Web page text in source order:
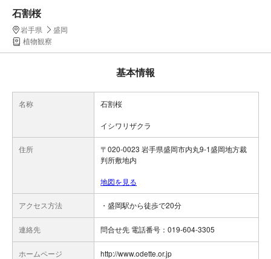
石割桜
岩手県
盛岡
植物観察
基本情報
名称 石割桜
イシワリザクラ
住所
〒020-0023 岩手県盛岡市内丸9-1盛岡地方裁
判所敷地内
地図を見る
アクセス方法 ・盛岡駅から徒歩で20分
連絡先 問合せ先 電話番号：019-604-3305
ホームページ http://www.odette.or.jp